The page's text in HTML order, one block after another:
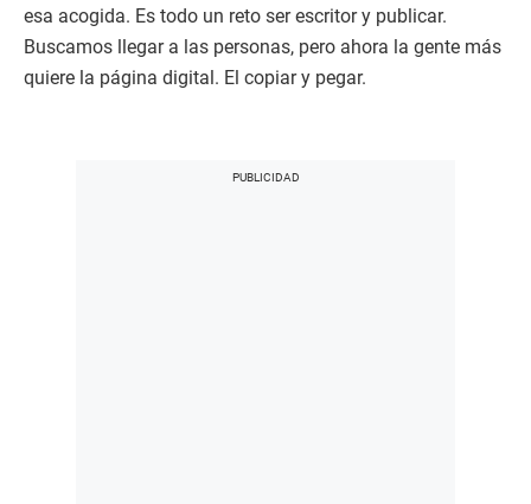
esa acogida. Es todo un reto ser escritor y publicar.
Buscamos llegar a las personas, pero ahora la gente más
quiere la página digital. El copiar y pegar.